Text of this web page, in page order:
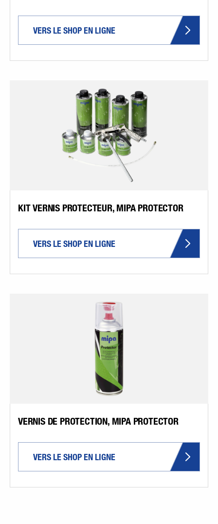
VERS LE SHOP EN LIGNE
KIT VERNIS PROTECTEUR, MIPA PROTECTOR
VERS LE SHOP EN LIGNE
VERNIS DE PROTECTION, MIPA PROTECTOR
VERS LE SHOP EN LIGNE